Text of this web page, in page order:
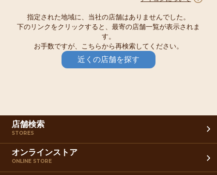
指定された地域に、当社の店舗はありませんでした。
下のリンクをクリックすると、最寄の店舗一覧が表示されま
す。
お手数ですが、こちらから再検索してください。
近くの店舗を探す
店舗検索
STORES
オンラインストア
ONLINE STORE